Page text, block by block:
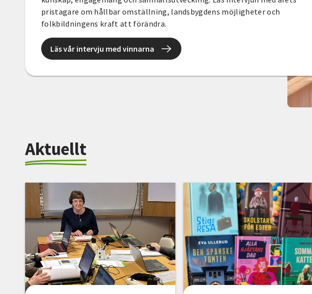
pristagare om hållbar omställning, landsbygdens möjligheter och
folkbildningens kraft att förändra.
Läs vår intervju med vinnarna
Aktuellt